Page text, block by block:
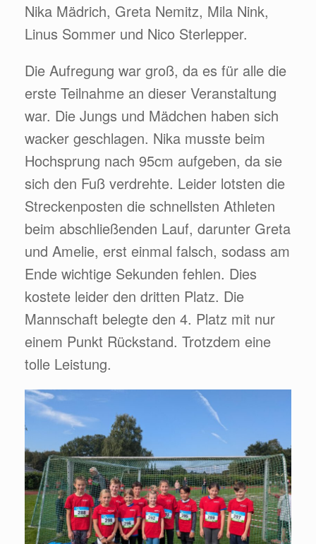
Nika Mädrich, Greta Nemitz, Mila Nink,
Linus Sommer und Nico Sterlepper.
Die Aufregung war groß, da es für alle die
erste Teilnahme an dieser Veranstaltung
war. Die Jungs und Mädchen haben sich
wacker geschlagen. Nika musste beim
Hochsprung nach 95cm aufgeben, da sie
sich den Fuß verdrehte. Leider lotsten die
Streckenposten die schnellsten Athleten
beim abschließenden Lauf, darunter Greta
und Amelie, erst einmal falsch, sodass am
Ende wichtige Sekunden fehlen. Dies
kostete leider den dritten Platz. Die
Mannschaft belegte den 4. Platz mit nur
einem Punkt Rückstand. Trotzdem eine
tolle Leistung.